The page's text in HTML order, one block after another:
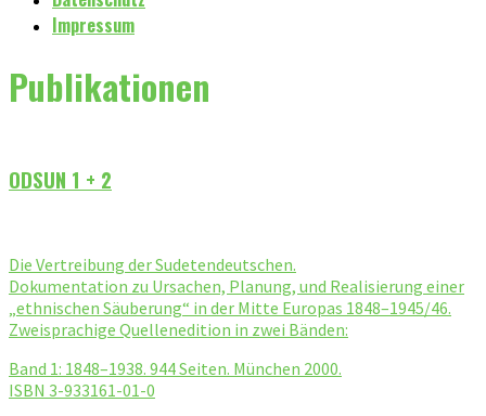
Impressum
Publikationen
ODSUN 1 + 2
Die Vertreibung der Sudetendeutschen.
Dokumentation zu Ursachen, Planung, und Realisierung einer
„ethnischen Säuberung“ in der Mitte Europas 1848–1945/46.
Zweisprachige Quellenedition in zwei Bänden:
Band 1: 1848–1938. 944 Seiten. München 2000.
ISBN 3-933161-01-0